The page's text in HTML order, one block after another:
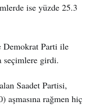
ise yüzde 25.3
Demokrat Parti ile
seçimlere girdi.
Saadet Partisi,
aşmasına rağmen hiç